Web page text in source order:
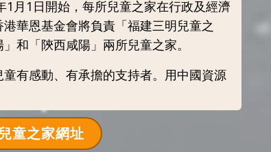
月1日開始，每所兒童之家在行政及經濟
華恩基金會將負責「福建三明兒童之
和「陝西咸陽」兩所兒童之家。
有感動、有承擔的支持者。用中國資源
童之家網址